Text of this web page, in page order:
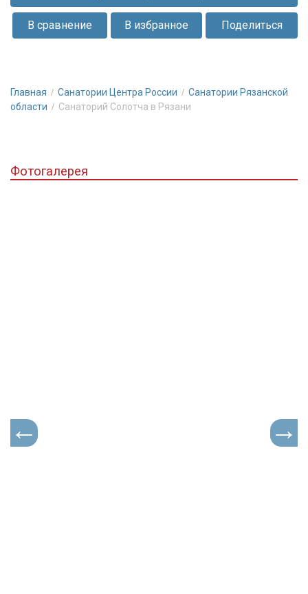
окружена
сосновым
и
умиротворяющая
отдыхающим
отличное
Поделиться
В избранное
В сравнение
Главная Санатории Центра России
Санатории Рязанской
области
Санаторий Солотча в Рязани
Фотогалерея